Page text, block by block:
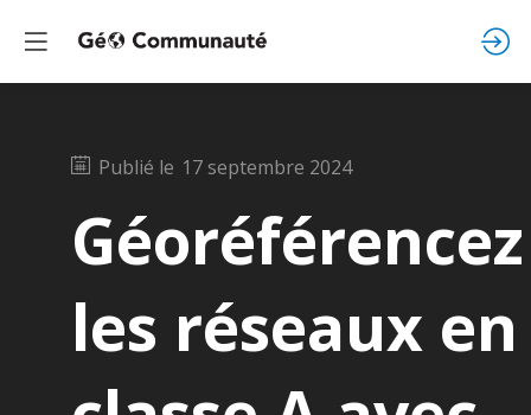
Publié le 17 septembre 2024
Géoréférencez
les réseaux en